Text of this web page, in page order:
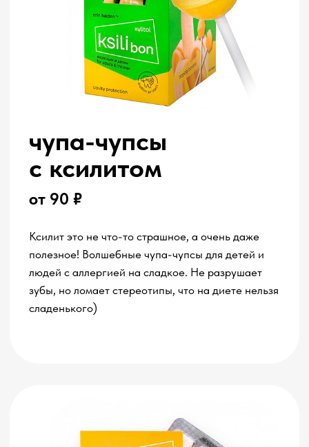
заботы о сотрудниках
уникально
поздравим
ваших
сотрудников